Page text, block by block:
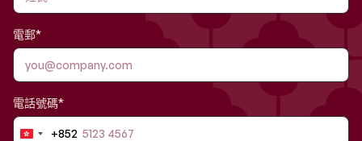
電郵*
電話號碼*
Hong+852